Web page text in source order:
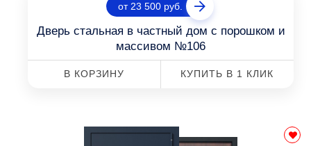
от 23 500 руб.
Дверь стальная в частный дом с порошком и
массивом №106
В КОРЗИНУ КУПИТЬ В 1 КЛИК